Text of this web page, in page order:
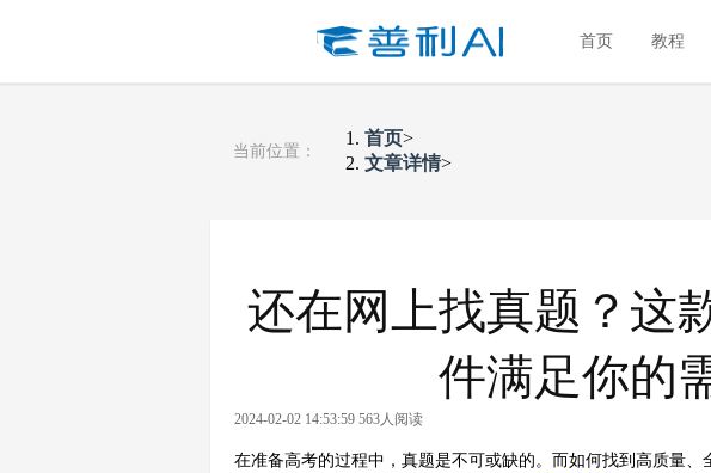
首页 教程
当前位置：
首页>
文章详情>
还在网上找真题？这
件满足你的
2024-02-02 14:53:59 563人阅读
在准备高考的过程中，真题是不可或缺的。而如何找到高质量